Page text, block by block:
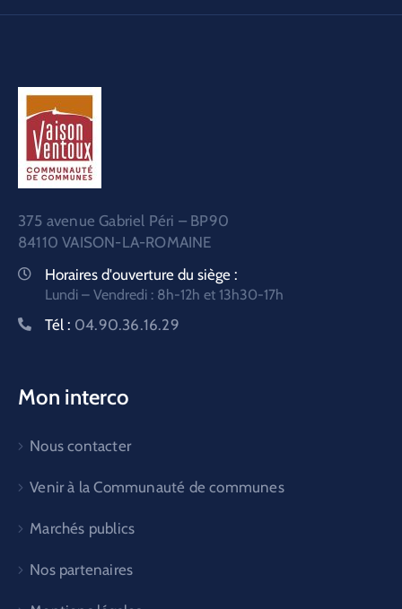
375 avenue Gabriel Péri – BP90
84110 VAISON-LA-ROMAINE
Horaires d'ouverture du siège :
Lundi – Vendredi : 8h-12h et 13h30-17h
Tél : 04.90.36.16.29
Mon interco
Nous contacter
Venir à la Communauté de communes
Marchés publics
Nos partenaires